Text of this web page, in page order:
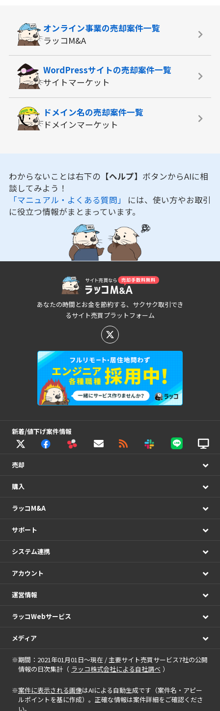
オンライン事業の売却案件一覧
ラッコM&A
WordPressサイトの売却案件一覧
サイトマーケット
ドメイン名の売却案件一覧
ドメインマーケット
わからないことは右下の 【ヘルプ】 ボタンからAIに相
談してみよう！
「マニュアル・よくある質問」 には、使い方やお取引
に役立つ情報がまとまっています。
あなたの時間とお金を節約する、サクサク取引でき
るサイト売買プラットフォーム
新着/値下げ案件情報
売却
購入
ラッコM&A
サポート
システム連携
アカウント
運営情報
ラッコWebサービス
メディア
※期間：2021年01月01日～現在 / 主要サイト売買サービス7社の公開
情報の日次集計（ ラッコ株式会社による自社調べ ）
※案件に表示される画像はAIによる自動生成です（案件名・アピー
ルポイントを基に作成）。正確な情報は案件詳細をご確認くださ
い。